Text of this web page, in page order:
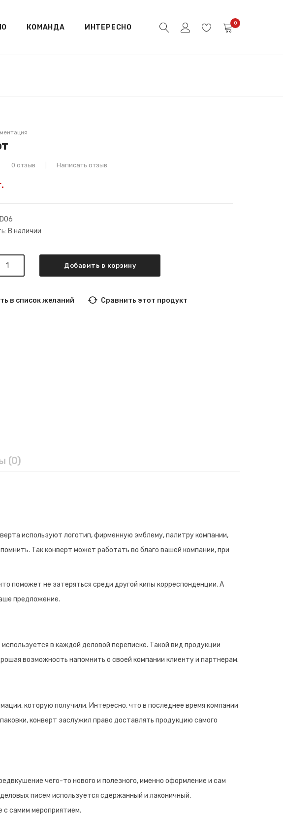
КОМАНДА ИНТЕРЕСНО 0
0 отзыв Написать отзыв
В наличии
Добавить в корзину
в список желаний Сравнить этот продукт
(0)
используют логотип, фирменную эмблему, палитру компании,
Так конверт может работать во благо вашей компании, при
поможет не затеряться среди другой кипы корреспонденции. А
предложение.
в каждой деловой переписке. Такой вид продукции
возможность напомнить о своей компании клиенту и партнерам.
которую получили. Интересно, что в последнее время компании
конверт заслужил право доставлять продукцию самого
чего-то нового и полезного, именно оформление и сам
писем используется сдержанный и лаконичный,
с самим мероприятием.